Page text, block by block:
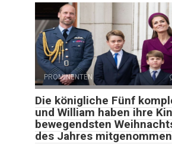
PROMINENTEN
Die königliche Fünf
und William haben ihre
bewegendsten
des Jahres mitgenommen